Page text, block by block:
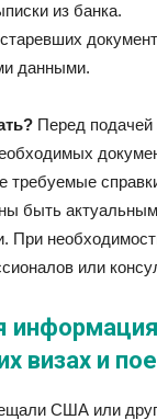
из банка.
данными.
Перед подачей
требуемые
быть
При
или
визах и
США или